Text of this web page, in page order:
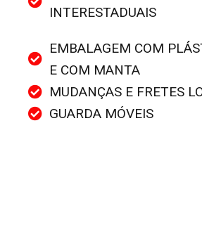
INTERESTADUAIS
EMBALAGEM COM
E COM MANTA
MUDANÇAS E FRETES
GUARDA MÓVEIS